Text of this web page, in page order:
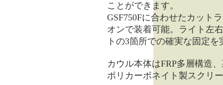
ことができます。
GSF750Fに合わせたカット
オンで装着可能。ライト左
トの3箇所での確実な固定
カウル本体はFRP多層構造
ポリカーボネイト製スクリ